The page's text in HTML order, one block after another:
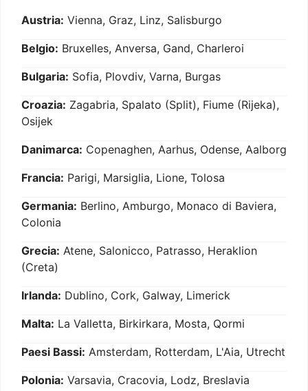
Austria: Vienna, Graz, Linz, Salisburgo
Belgio: Bruxelles, Anversa, Gand, Charleroi
Bulgaria: Sofia, Plovdiv, Varna, Burgas
Croazia: Zagabria, Spalato (Split), Fiume (Rijeka),
Osijek
Danimarca: Copenaghen, Aarhus, Odense, Aalborg
Francia: Parigi, Marsiglia, Lione, Tolosa
Germania: Berlino, Amburgo, Monaco di Baviera,
Colonia
Grecia: Atene, Salonicco, Patrasso, Heraklion
(Creta)
Irlanda: Dublino, Cork, Galway, Limerick
Malta: La Valletta, Birkirkara, Mosta, Qormi
Paesi Bassi: Amsterdam, Rotterdam, L'Aia, Utrecht
Polonia: Varsavia, Cracovia, Lodz, Breslavia